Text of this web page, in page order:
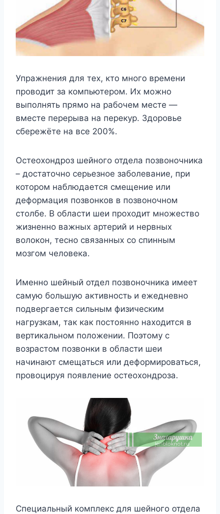
Упражнения для тех, кто много времени
проводит за компьютером. Их можно
выполнять прямо на рабочем месте —
вместе перерыва на перекур. Здоровье
сбережёте на все 200%.
Остеохондроз шейного отдела позвоночника
– достаточно серьезное заболевание, при
котором наблюдается смещение или
деформация позвонков в позвоночном
столбе. В области шеи проходит множество
жизненно важных артерий и нервных
волокон, тесно связанных со спинным
мозгом человека.
Именно шейный отдел позвоночника имеет
самую большую активность и ежедневно
подвергается сильным физическим
нагрузкам, так как постоянно находится в
вертикальном положении. Поэтому с
возрастом позвонки в области шеи
начинают смещаться или деформироваться,
провоцируя появление остеохондроза.
Специальный комплекс для шейного отдела